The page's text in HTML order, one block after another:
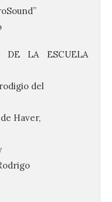
DE LA ESCUELA
del
Haver,